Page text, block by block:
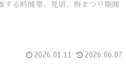
する時間帯、見頃、梅まつり期間
2026.01.11 2026.06.07